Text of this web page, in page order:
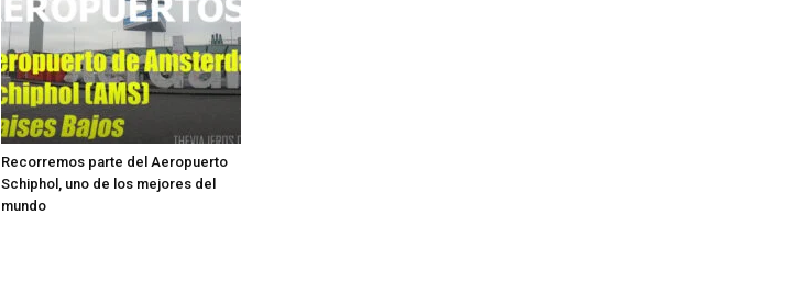
Recorremos parte del Aeropuerto
Schiphol, uno de los mejores del
mundo